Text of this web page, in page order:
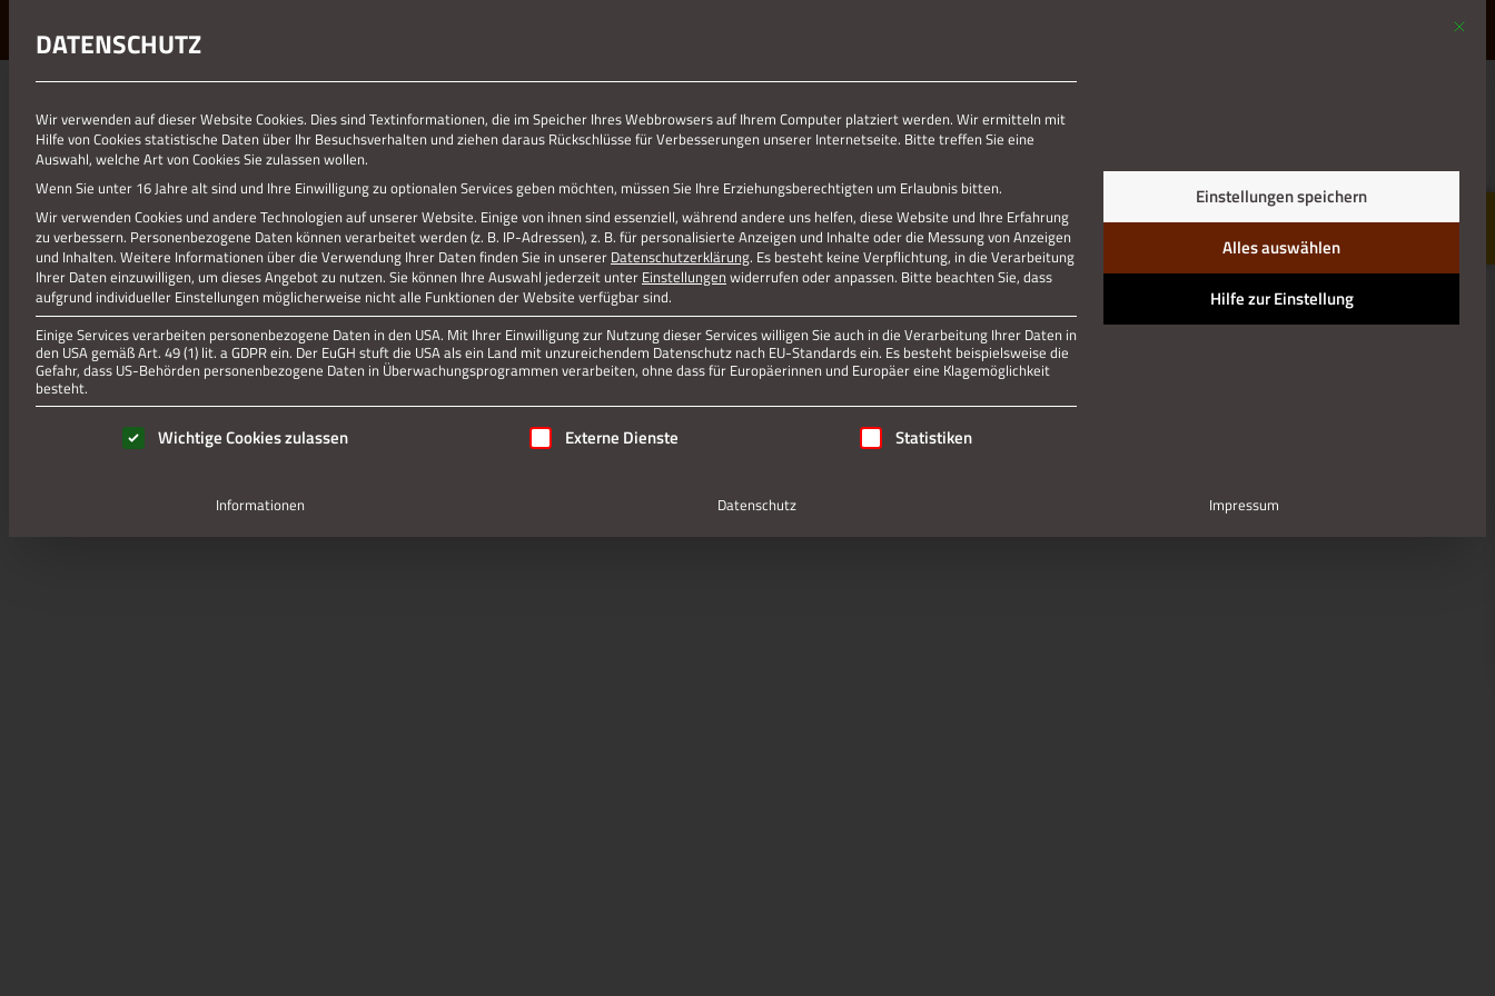
Jetzt teilen
Datenschutz Impressum
Mit
DATENSCHUTZ
Wir verwenden auf dieser Website Cookies. Dies sind Textinformationen, die im Speicher Ihres Webbrowsers auf Ihrem Computer platziert werden. Wir ermitteln mit
Hilfe von Cookies statistische Daten über Ihr Besuchsverhalten und ziehen daraus Rückschlüsse für Verbesserungen unserer Internetseite. Bitte treffen Sie eine
Auswahl, welche Art von Cookies Sie zulassen wollen.
Wenn Sie unter 16 Jahre alt sind und Ihre Einwilligung zu optionalen Services geben möchten, müssen Sie Ihre Erziehungsberechtigten um Erlaubnis bitten.
Wir verwenden Cookies und andere Technologien auf unserer Website. Einige von ihnen sind essenziell, während andere uns helfen, diese Website und Ihre Erfahrung
zu verbessern. Personenbezogene Daten können verarbeitet werden (z. B. IP-Adressen), z. B. für personalisierte Anzeigen und Inhalte oder die Messung von Anzeigen
und Inhalten. Weitere Informationen über die Verwendung Ihrer Daten finden Sie in unserer Datenschutzerklärung. Es besteht keine Verpflichtung, in die Verarbeitung
Ihrer Daten einzuwilligen, um dieses Angebot zu nutzen. Sie können Ihre Auswahl jederzeit unter Einstellungen widerrufen oder anpassen. Bitte beachten Sie, dass
aufgrund individueller Einstellungen möglicherweise nicht alle Funktionen der Website verfügbar sind.
Einige Services verarbeiten personenbezogene Daten in den USA. Mit Ihrer Einwilligung zur Nutzung dieser Services willigen Sie auch in die Verarbeitung Ihrer Daten in
den USA gemäß Art. 49 (1) lit. a GDPR ein. Der EuGH stuft die USA als ein Land mit unzureichendem Datenschutz nach EU-Standards ein. Es besteht beispielsweise die
Gefahr, dass US-Behörden personenbezogene Daten in Überwachungsprogrammen verarbeiten, ohne dass für Europäerinnen und Europäer eine Klagemöglichkeit
besteht.
Es folgt eine Liste der Service-Gruppen, für die eine Einwilligung erteilt werden kann. Die erste Service-Gruppe ist essenziell und kann nicht abgewählt werden.
Wichtige Cookies zulassen Externe Dienste Statistiken
Einstellungen speichern
Alles auswählen
Hilfe zur Einstellung
Informationen Datenschutz Impressum